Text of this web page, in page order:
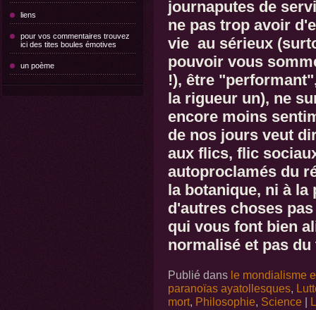
liens
pour vos commentaires trouvez
ici des tites boules émotives
un poème
journaputes de
ne pas trop avoir
vie au sérieux
pouvoir vous
!), être
la rigueur un), ne
encore moins
de nos jours veut
aux flics, flic
autoproclamés du
la botanique, ni à la
d'autres choses
qui vous font bien
normalisé et pas
Publié dans le mondialisme
paranoïas ayatollesques,
mort, Philosophie, Science|